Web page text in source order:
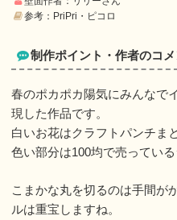
参考：PriPri・ピコロ
制作ポイント・作者のコメ
春のポカポカ陽気にみんなで
現した作品です。
白いお花はクラフトパンチま
色い部分は100均で売ってい
こまかな丸を切るのは手間が
ルは重宝しますね。